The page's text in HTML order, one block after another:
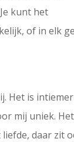
kunt het
of in elk
Het is
mij uniek.
daar zit